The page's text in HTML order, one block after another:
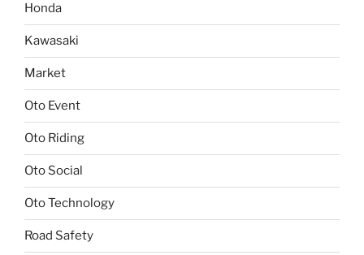
Honda
Kawasaki
Market
Oto Event
Oto Riding
Oto Social
Oto Technology
Road Safety